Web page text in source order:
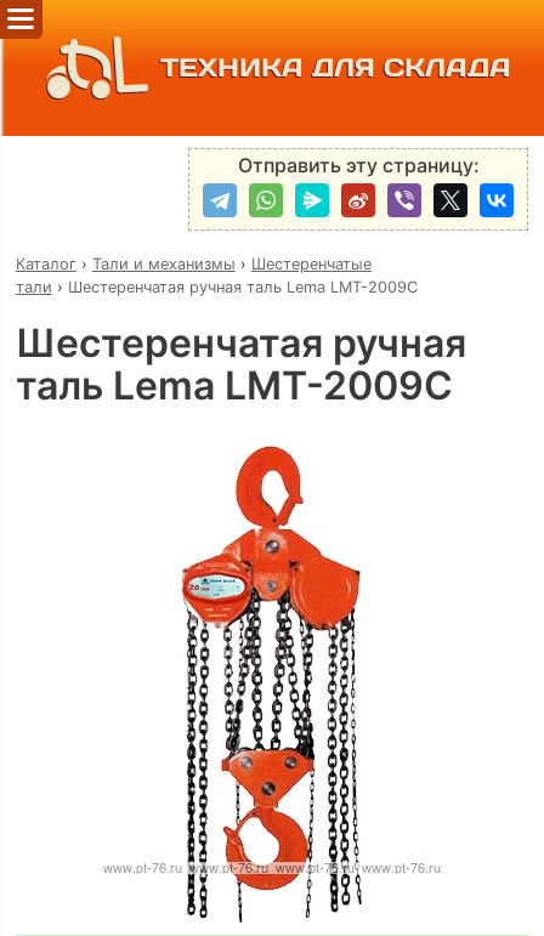
ТЕХНИКА ДЛЯ СКЛАДА
Отправить эту страницу:
Каталог› Тали и механизмы › Шестеренчатые
тали › Шестеренчатая ручная таль Lema LMT-2009C
Шестеренчатая ручная
таль Lema LMT-2009C